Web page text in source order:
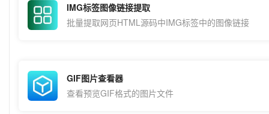
IMG标签图像链接提取
批量提取网页HTML源码中IMG标签中的图像链接
GIF图片查看器
查看预览GIF格式的图片文件